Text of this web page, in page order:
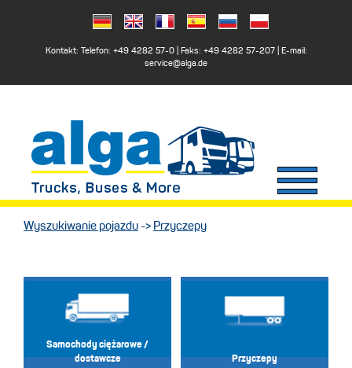
Kontakt: Telefon: +49 4282 57-0| Faks: +49 4282 57-207| E-mail:
service@alga.de
Wyszukiwanie pojazdu -> Przyczepy
Samochody ciężarowe /
dostawcze
Przyczepy